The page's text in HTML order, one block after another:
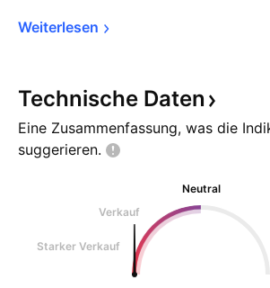
Weiterlesen
Technische Daten
Eine Zusammenfassung, was die
suggerieren.
Neutral
Verkauf
Starker Verkauf